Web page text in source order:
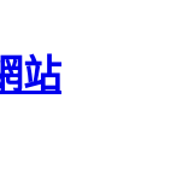
站